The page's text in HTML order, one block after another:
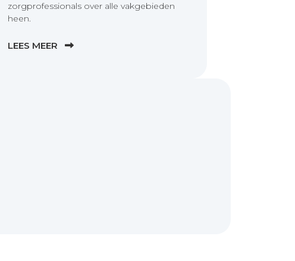
zorgprofessionals over alle vakgebieden
heen.
LEES MEER